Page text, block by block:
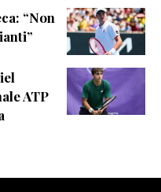
“Non
ATP